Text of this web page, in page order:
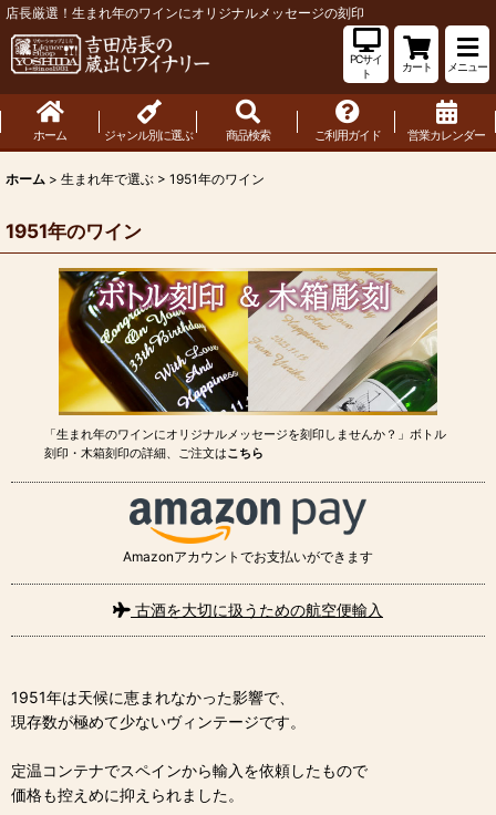
店長厳選！生まれ年のワインにオリジナルメッセージの刻印
PCサイ
ト
カート メニュー
ホーム ジャンル別に選ぶ 商品検索 ご利用ガイド 営業カレンダー
ホーム > 生まれ年で選ぶ > 1951年のワイン
1951年のワイン
「生まれ年のワインにオリジナルメッセージを刻印しませんか？」ボトル
刻印・木箱刻印の詳細、ご注文はこちら
Amazonアカウントでお支払いができます
古酒を大切に扱うための航空便輸入
1951年は天候に恵まれなかった影響で、
現存数が極めて少ないヴィンテージです。
定温コンテナでスペインから輸入を依頼したもので
価格も控えめに抑えられました。